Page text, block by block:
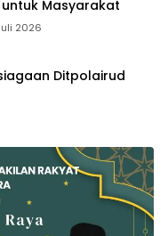
untuk Masyarakat
2026
Ditpolairud